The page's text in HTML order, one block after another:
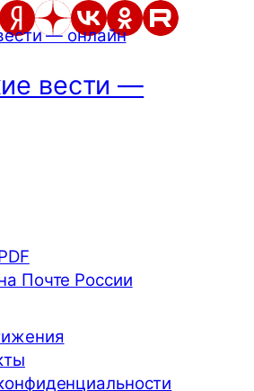
вести —
Почте России